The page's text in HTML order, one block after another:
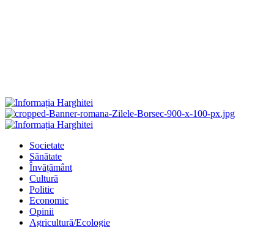
Primary
Societate
Sănătate
Învățământ
Cultură
Politic
Economic
Opinii
Agricultură/Ecologie